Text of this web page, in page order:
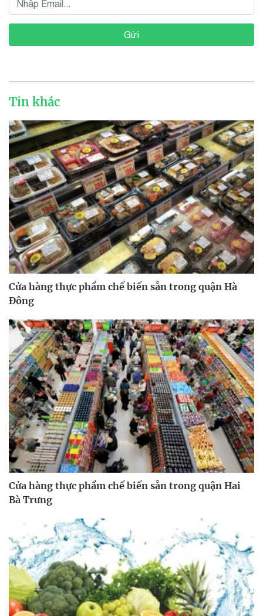
Gửi
Tin khác
Cửa hàng thực phẩm chế biến sẵn trong quận Hà
Đông
Cửa hàng thực phẩm chế biến sẵn trong quận Hai
Bà Trưng